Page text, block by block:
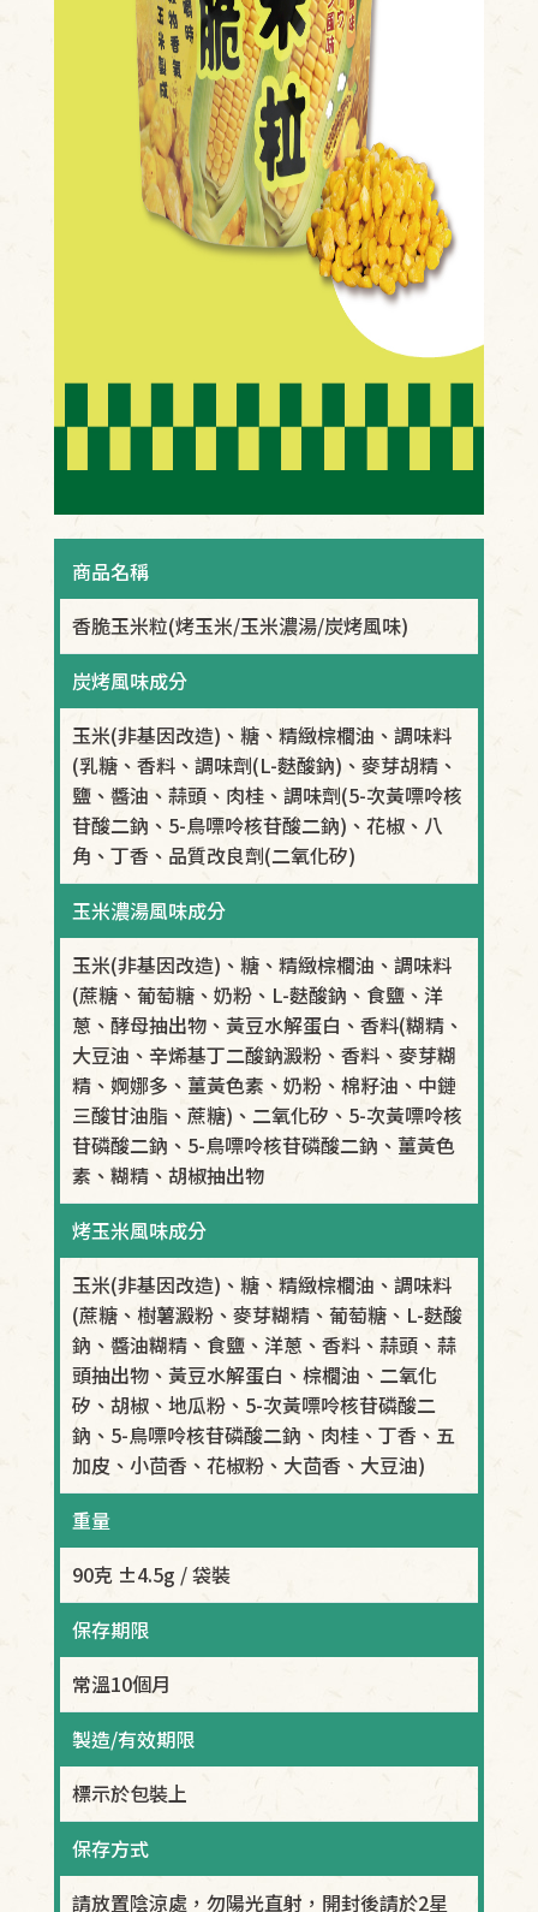
商品名稱
香脆玉米粒(烤玉米/玉米濃湯/炭烤風味)
炭烤風味成分
玉米(非基因改造)、糖、精緻棕櫚油、調味料
(乳糖、香料、調味劑(L-麩酸鈉)、麥芽胡精、
鹽、醬油、蒜頭、肉桂、調味劑(5-次黃嘌呤核
苷酸二鈉、5-鳥嘌呤核苷酸二鈉)、花椒、八
角、丁香、品質改良劑(二氧化矽)
玉米濃湯風味成分
玉米(非基因改造)、糖、精緻棕櫚油、調味料
(蔗糖、葡萄糖、奶粉、L-麩酸鈉、食鹽、洋
蔥、酵母抽出物、黃豆水解蛋白、香料(糊精、
大豆油、辛烯基丁二酸鈉澱粉、香料、麥芽糊
精、婀娜多、薑黃色素、奶粉、棉籽油、中鏈
三酸甘油脂、蔗糖)、二氧化矽、5-次黃嘌呤核
苷磷酸二鈉、5-鳥嘌呤核苷磷酸二鈉、薑黃色
素、糊精、胡椒抽出物
烤玉米風味成分
玉米(非基因改造)、糖、精緻棕櫚油、調味料
(蔗糖、樹薯澱粉、麥芽糊精、葡萄糖、L-麩酸
鈉、醬油糊精、食鹽、洋蔥、香料、蒜頭、蒜
頭抽出物、黃豆水解蛋白、棕櫚油、二氧化
矽、胡椒、地瓜粉、5-次黃嘌呤核苷磷酸二
鈉、5-鳥嘌呤核苷磷酸二鈉、肉桂、丁香、五
加皮、小茴香、花椒粉、大茴香、大豆油)
重量
90克 ±4.5g / 袋裝
保存期限
常溫10個月
製造/有效期限
標示於包裝上
保存方式
請放置陰涼處，勿陽光直射，開封後請於2星